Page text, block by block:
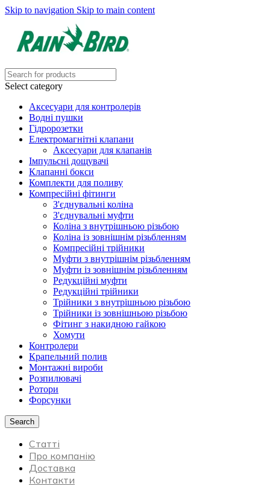
Skip to navigation Skip to main content
Select category
Аксесуари для контролерів
Водні пушки
Гідророзетки
Електромагнітні клапани
Аксесуари для клапанів
Імпульсні дощувачі
Клапанні бокси
Комплекти для поливу
Компресійні фітинги
З'єднувальні коліна
З'єднувальні муфти
Коліна з внутрішньою різьбою
Коліна із зовнішнім різьбленням
Компресійні трійники
Муфти з внутрішнім різьбленням
Муфти із зовнішнім різьбленням
Редукційні муфти
Редукційні трійники
Трійники з внутрішньою різьбою
Трійники із зовнішньою різьбою
Фітинг з накидною гайкою
Хомути
Контролери
Крапельний полив
Монтажні вироби
Розпилювачі
Ротори
Форсунки
Search
Статті
Про компанію
Доставка
Контакти